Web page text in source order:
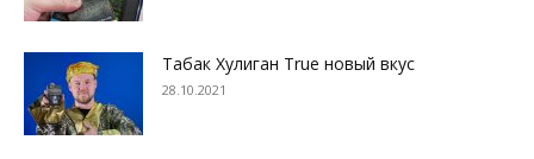
Табак Хулиган True новый вкус
28.10.2021